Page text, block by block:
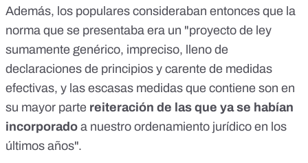
Además, los populares consideraban entonces que la
norma que se presentaba era un "proyecto de ley
sumamente genérico, impreciso, lleno de
declaraciones de principios y carente de medidas
efectivas, y las escasas medidas que contiene son en
su mayor parte reiteración de las que ya se habían
incorporado a nuestro ordenamiento jurídico en los
últimos años".